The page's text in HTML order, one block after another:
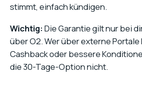
stimmt, einfach kündigen.
Wichtig:Die Garantie gilt nur bei
über O2. Wer über externe
Cashback oder bessere
die 30-Tage-Option nicht.